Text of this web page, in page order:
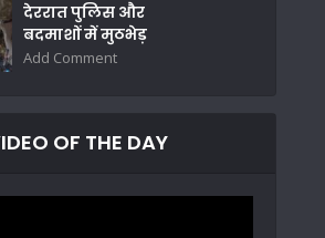
देररात पुलिस और
बदमाशों में मुठभेड़
Add Comment
OF THE DAY